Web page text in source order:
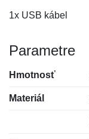
1x USB kábel
Parametre
Hmotnosť
Materiál